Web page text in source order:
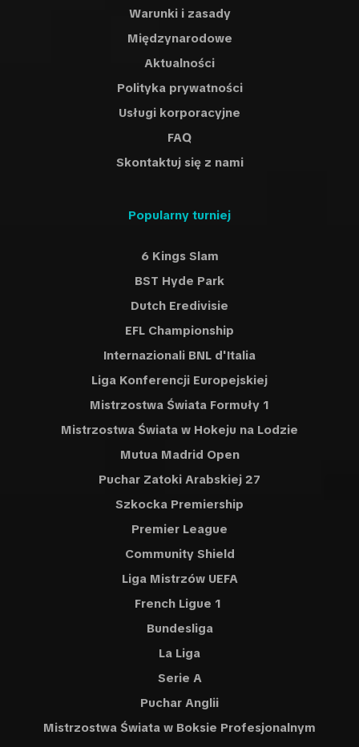
Warunki i zasady
Międzynarodowe
Aktualności
Polityka prywatności
Usługi korporacyjne
FAQ
Skontaktuj się z nami
Popularny turniej
6 Kings Slam
BST Hyde Park
Dutch Eredivisie
EFL Championship
Internazionali BNL d'Italia
Liga Konferencji Europejskiej
Mistrzostwa Świata Formuły 1
Mistrzostwa Świata w Hokeju na Lodzie
Mutua Madrid Open
Puchar Zatoki Arabskiej 27
Szkocka Premiership
Premier League
Community Shield
Liga Mistrzów UEFA
French Ligue 1
Bundesliga
La Liga
Serie A
Puchar Anglii
Mistrzostwa Świata w Boksie Profesjonalnym